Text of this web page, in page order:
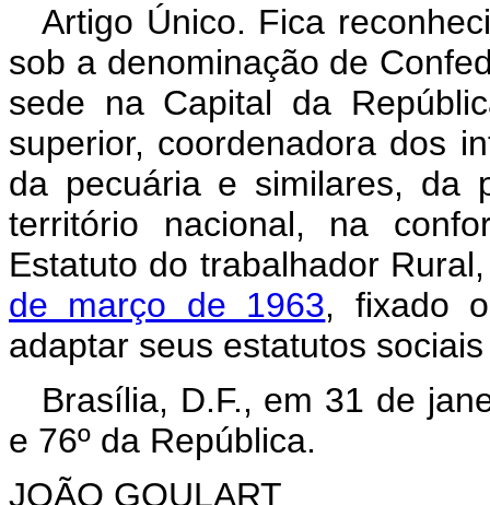
Artigo Único. Fica
sob a denominação de
sede na Capital da
superior, coordenadora dos
da pecuária e similares, da
território nacional, na
Estatuto do trabalhador
de março de 1963, fixado
adaptar seus estatutos
Brasília, D.F., em 31 de
e 76º da República.
JOÃO GOULART